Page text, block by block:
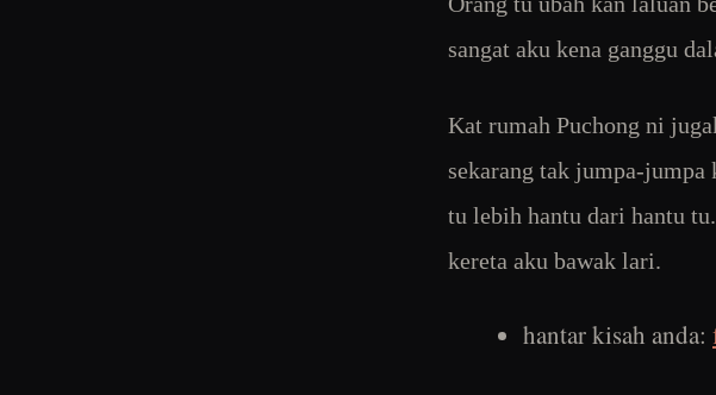
sangat aku kena ganggu
Kat rumah Puchong ni
sekarang tak jumpa-jumpa
tu lebih hantu dari hantu
kereta aku bawak lari.
hantar kisah anda: